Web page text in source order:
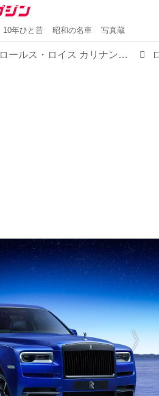
10年ひと昔 昭和の名車 写真蔵
ロールス・ロイス カリナンに全世界限定たった62台の「ブラックバッジ カリナン ブルーシャドー」登場。究極のプライベート コレクションだ